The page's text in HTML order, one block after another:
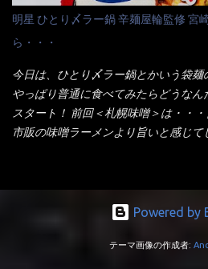
トカップへ。 まずは麺を見ると、カ
打ちで縮れてます。 ■蒙古タンメン中
は、やはり太く平打ちですが麺の厚み
は、どちらも柔らかいと感じは同じ
いのね。 箸で持ち上げた状態は・・
蒙古タンメン中本カップ どちらも箸
い！ そう湯を吸って伸びたような麺
い。 多分麺は、厚みとストレートか...
品！！ 生麺感覚～と大御所俳優の役
有名になりTOPに・・・その後ライ
がリリース！つまり今回の【日清のラ
しては廉価版のポジション・・・ 事
本品なんか出前一丁などと一緒くたの
スープが主流でしょう！？だから味
覚）と云うのが評価です。 正直現在の
ヨ～ でも熊が＼買ってね！／と泣い
た。 それじゃ～食べましょうか！ ト
在庫が無いため・・・キャベツだ！鍋
明星 ひとり〆ラー鍋 辛麺屋輪監修 宮
ら・・・
今日は、ひとり〆ラー鍋とかいう袋麺
やっぱり普通に食べてみたらどうな
スタート！ 前回＜札幌味噌＞は・・
市販の味噌ラーメンより旨いと感じ
おひとり用鍋の素です。辛麺屋輪を
旨みが染み出たスープに鍋によく合う
が溶け出たスープと、麺にからむ粗い
Powered by
テーマ画像の作成者: